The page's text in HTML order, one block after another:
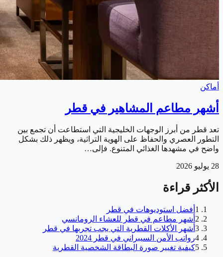
أماكن
أشهر مطاعم المشاهير في قطر
تعد قطر من أبرز الوجهات الخليجية التي استطاعت أن تجمع بين
التطور العصري والحفاظ على الهوية التراثية، ويظهر ذلك بشكل
واضح في مشهدها الغذائي المتنوع. فإلى…
28 يوليو 2026
الأكثر قراءة
1 أفضل استوديوهات في قطر
2 أشهر مطاعم في قطر للعشاء الرومانسي
3 أشهر الأكلات القطرية التي يجب تجربها في قطر
4رواتب الأمن السيبراني في قطر 2024
5كيفية تغيير صورة البطاقة الشخصية القطرية